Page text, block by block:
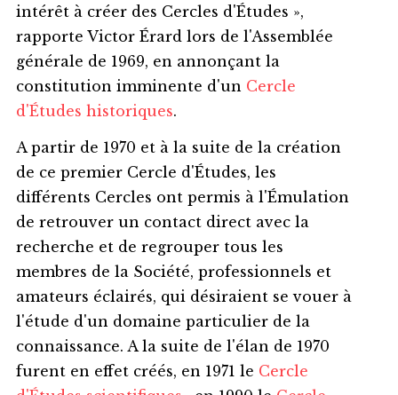
intérêt à créer des Cercles d'Études »,
rapporte Victor Érard lors de l'Assemblée
générale de 1969, en annonçant la
constitution imminente d'un Cercle
d'Études historiques.
A partir de 1970 et à la suite de la création
de ce premier Cercle d'Études, les
différents Cercles ont permis à l'Émulation
de retrouver un contact direct avec la
recherche et de regrouper tous les
membres de la Société, professionnels et
amateurs éclairés, qui désiraient se vouer à
l'étude d'un domaine particulier de la
connaissance. A la suite de l'élan de 1970
furent en effet créés, en 1971 le Cercle